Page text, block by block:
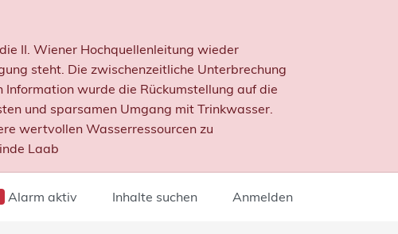
II. Wiener Hochquellenleitung wieder
steht. Die zwischenzeitliche Unterbrechung
wurde die Rückumstellung auf die
und sparsamen Umgang mit Trinkwasser.
wertvollen Wasserressourcen zu
Laab
Alarm aktiv Inhalte suchen Anmelden